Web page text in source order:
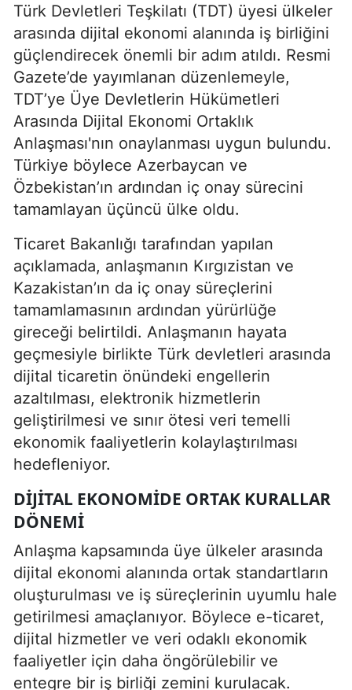
Türk Devletleri Teşkilatı (TDT) üyesi ülkeler
arasında dijital ekonomi alanında iş birliğini
güçlendirecek önemli bir adım atıldı. Resmi
Gazete’de yayımlanan düzenlemeyle,
TDT’ye Üye Devletlerin Hükümetleri
Arasında Dijital Ekonomi Ortaklık
Anlaşması'nın onaylanması uygun bulundu.
Türkiye böylece Azerbaycan ve
Özbekistan’ın ardından iç onay sürecini
tamamlayan üçüncü ülke oldu.
Ticaret Bakanlığı tarafından yapılan
açıklamada, anlaşmanın Kırgızistan ve
Kazakistan’ın da iç onay süreçlerini
tamamlamasının ardından yürürlüğe
gireceği belirtildi. Anlaşmanın hayata
geçmesiyle birlikte Türk devletleri arasında
dijital ticaretin önündeki engellerin
azaltılması, elektronik hizmetlerin
geliştirilmesi ve sınır ötesi veri temelli
ekonomik faaliyetlerin kolaylaştırılması
hedefleniyor.
DIJITAL EKONOMIDE ORTAK KURALLAR
DÖNEMI
Anlaşma kapsamında üye ülkeler arasında
dijital ekonomi alanında ortak standartların
oluşturulması ve iş süreçlerinin uyumlu hale
getirilmesi amaçlanıyor. Böylece e-ticaret,
dijital hizmetler ve veri odaklı ekonomik
faaliyetler için daha öngörülebilir ve
entegre bir iş birliği zemini kurulacak.